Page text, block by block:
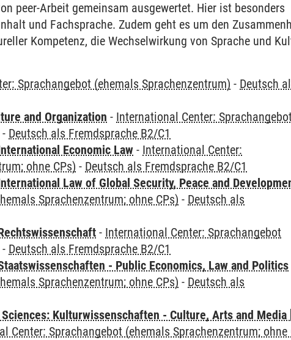
peer-Arbeit gemeinsam ausgewertet. Hier ist besonders
und Fachsprache. Zudem geht es um den
Kompetenz, die Wechselwirkung von Sprache und
Sprachangebot (ehemals Sprachenzentrum) - Deutsch
and Organization - International Center:
- Deutsch als Fremdsprache B2/C1
Economic Law - International Center:
ohne CPs) - Deutsch als Fremdsprache B2/C1
Law of Global Security, Peace and
Sprachenzentrum; ohne CPs) - Deutsch als
- International Center: Sprachangebot
- Deutsch als Fremdsprache B2/C1
- Public Economics, Law and Politics
Sprachenzentrum; ohne CPs) - Deutsch als
Kulturwissenschaften - Culture, Arts and Media
Center: Sprachangebot (ehemals Sprachenzentrum; ohne